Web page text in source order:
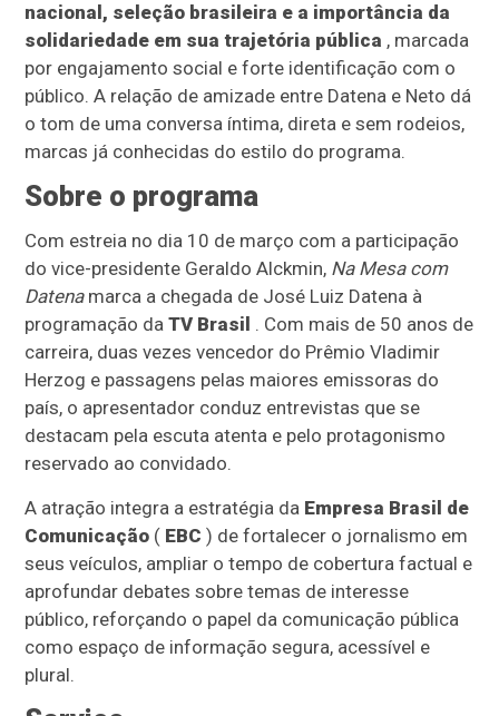
nacional, seleção brasileira e a importância da
solidariedade em sua trajetória pública , marcada
por engajamento social e forte identificação com o
público. A relação de amizade entre Datena e Neto dá
o tom de uma conversa íntima, direta e sem rodeios,
marcas já conhecidas do estilo do programa.
Sobre o programa
Com estreia no dia 10 de março com a participação
do vice-presidente Geraldo Alckmin, Na Mesa com
Datenamarca a chegada de José Luiz Datena à
programação daTV Brasil . Com mais de 50 anos de
carreira, duas vezes vencedor do Prêmio Vladimir
Herzog e passagens pelas maiores emissoras do
país, o apresentador conduz entrevistas que se
destacam pela escuta atenta e pelo protagonismo
reservado ao convidado.
A atração integra a estratégia da Empresa Brasil de
Comunicação ( EBC ) de fortalecer o jornalismo em
seus veículos, ampliar o tempo de cobertura factual e
aprofundar debates sobre temas de interesse
público, reforçando o papel da comunicação pública
como espaço de informação segura, acessível e
plural.